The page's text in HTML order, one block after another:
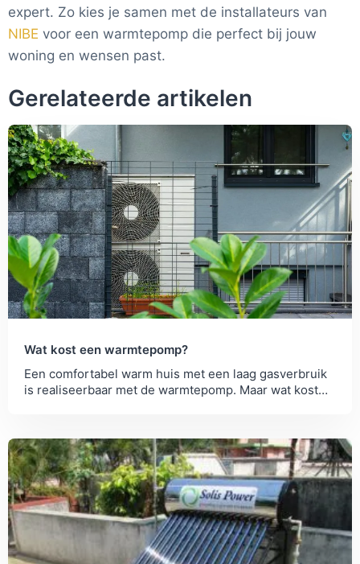
expert. Zo kies je samen met de installateurs van
NIBE voor een warmtepomp die perfect bij jouw
woning en wensen past.
Gerelateerde artikelen
Wat kost een warmtepomp?
Een comfortabel warm huis met een laag gasverbruik
is realiseerbaar met de warmtepomp. Maar wat kost